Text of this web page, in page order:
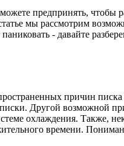
предпринять, чтобы
мы рассмотрим
- давайте
причин
Другой возможной
охлаждения. Также,
времени.